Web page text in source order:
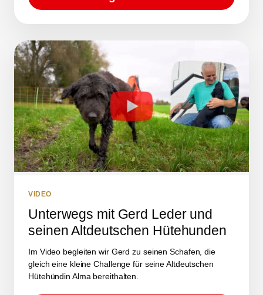
VIDEO
Unterwegs mit Gerd Leder und
seinen Altdeutschen Hütehunden
Im Video begleiten wir Gerd zu seinen Schafen, die
gleich eine kleine Challenge für seine Altdeutschen
Hütehündin Alma bereithalten.